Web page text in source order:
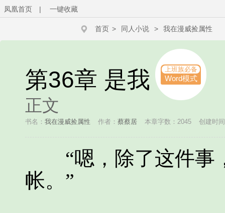
凤凰首页 | 一键收藏
首页 > 同人小说 > 我在漫威捡属性
第36章 是我 上班族必备
Word模式
正文
书名： 我在漫威捡属性 作者： 蔡蔡居 本章字数：2045 创建时
“嗯，除了这件事
帐。”